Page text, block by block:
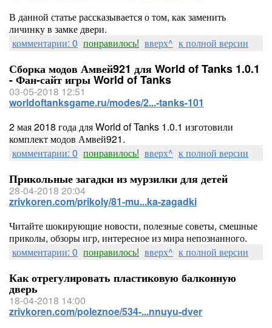
В данной статье рассказывается о том, как заменить
личинку в замке двери.
комментарии: 0 понравилось! вверх^ к полной версии
Сборка модов Амвей921 для World of Tanks 1.0.1
- Фан-сайт игры World of Tanks
03-05-2018 12:51
worldoftanksgame.ru/modes/2...-tanks-101
2 мая 2018 года для World of Tanks 1.0.1 изготовили
комплект модов Амвей921.
комментарии: 0 понравилось! вверх^ к полной версии
Прикольные загадки из мурзилки для детей
28-04-2018 20:04
zrivkoren.com/prikoly/81-mu...ka-zagadki
Читайте шокирующие новости, полезные советы, смешные
приколы, обзоры игр, интересное из мира непознанного.
комментарии: 0 понравилось! вверх^ к полной версии
Как отрегулировать пластиковую балконную
дверь
18-04-2018 14:00
zrivkoren.com/poleznoe/534-...nnuyu-dver